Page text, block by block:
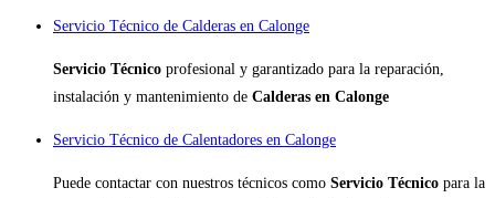
Servicio Técnico de Calderas en Calonge
Servicio Técnico profesional y garantizado para la reparación,
instalación y mantenimiento de Calderas en Calonge
Servicio Técnico de Calentadores en Calonge
Puede contactar con nuestros técnicos como Servicio Técnico para la